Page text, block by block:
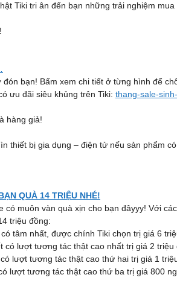
Tiki tri ân đến bạn những trải nghiệm
bạn! Bấm xem chi tiết ở từng hình để
ưu đãi siêu khủng trên Tiki: thang-sale-
hàng giả!
thiết bị gia dụng – điện tử nếu sản phẩm
QUÀ 14 TRIỆU NHÉ!
muôn vàn quà xịn cho bạn đâyyy! Với
triệu đồng:
tâm nhất, được chính Tiki chọn trị giá 6
lượt tương tác thật cao nhất trị giá 2 triệu
lượt tương tác thật cao thứ hai trị giá 1
lượt tương tác thật cao thứ ba trị giá 800